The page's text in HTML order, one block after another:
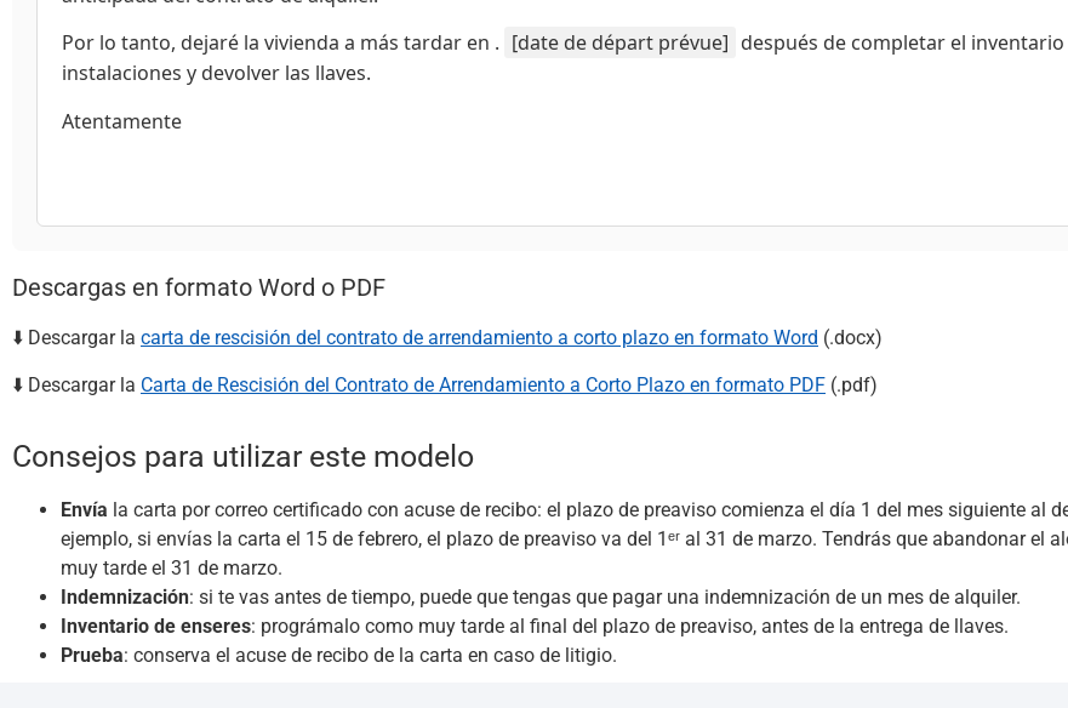
Por lo tanto, dejaré la vivienda a más tardar en . [date de départ prévue] después de completar el inventario
instalaciones y devolver las llaves.
Atentamente
Descargas en formato Word o PDF
⬇️ Descargar la carta de rescisión del contrato de arrendamiento a corto plazo en formato Word (.docx)
⬇️ Descargar la Carta de Rescisión del Contrato de Arrendamiento a Corto Plazo en formato PDF (.pdf)
Consejos para utilizar este modelo
Envía la carta por correo certificado con acuse de recibo: el plazo de preaviso comienza el día 1 del mes siguiente al
ejemplo, si envías la carta el 15 de febrero, el plazo de preaviso va del 1ᵉʳ al 31 de marzo. Tendrás que abandonar el
muy tarde el 31 de marzo.
Indemnización: si te vas antes de tiempo, puede que tengas que pagar una indemnización de un mes de alquiler.
Inventario de enseres: prográmalo como muy tarde al final del plazo de preaviso, antes de la entrega de llaves.
Prueba: conserva el acuse de recibo de la carta en caso de litigio.